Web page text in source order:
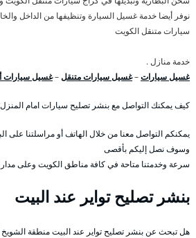
نوفر أيضا خدمة غسيل السيارة وتنظيفها من الداخل
سيارات متنقل الكويت
خدمة منازل .
غسيل سيارات–غسيل سيارات متنقل–غسيل سيارات
كيف يمكنك التواصل مع بنشر تصليح سيارات امام
يمكنكم التواصل معنا من خلال الهاتف أو مراسلتنا على
وسوف نصل إليكم بأقصى
سرعة وخدمتنا متاحة في كافة مناطق الكويت وعلى مدار
بنشر تصليح تواير عند البيت
هل تبحث عن بنشر تصليح تواير عند البيت منطقة الشويخ